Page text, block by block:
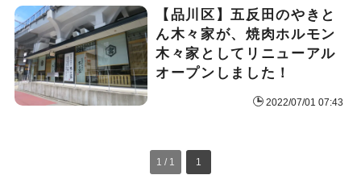
【品川区】五反田のやきと
ん木々家が、焼肉ホルモン
木々家としてリニューアル
オープンしました！
2022/07/01 07:43
1 / 1 1